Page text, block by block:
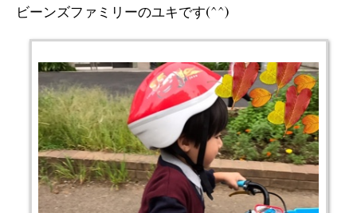
ビーンズファミリーのユキです(^^)